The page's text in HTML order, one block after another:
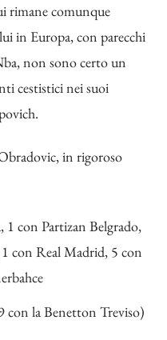
rimane comunque
in Europa, con parecchi
non sono certo un
cestistici nei suoi
in rigoroso
1 con Partizan Belgrado,
con Real Madrid, 5 con
con la Benetton Treviso)